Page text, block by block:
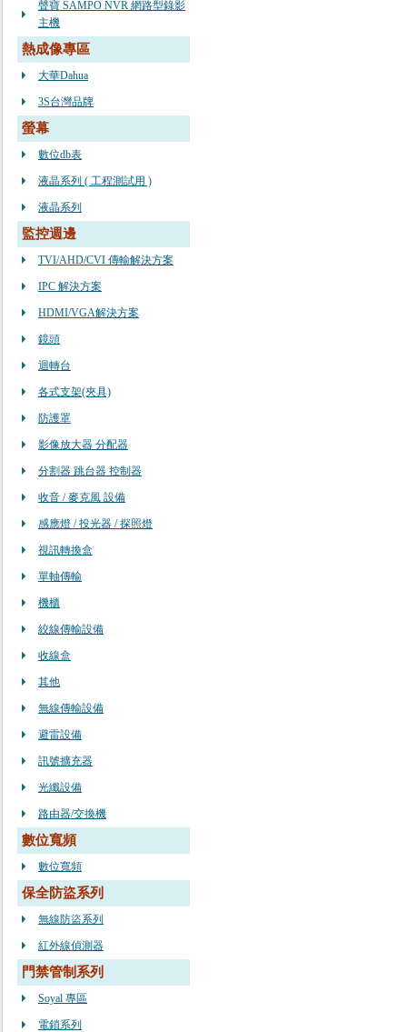
聲寶 SAMPO NVR 網路型錄影
主機
熱成像專區
大華Dahua
3S台灣品牌
螢幕
數位db表
液晶系列 ( 工程測試用 )
液晶系列
監控週邊
TVI/AHD/CVI 傳輸解決方案
IPC 解決方案
HDMI/VGA解決方案
鏡頭
迴轉台
各式支架(夾具)
防護罩
影像放大器 分配器
分割器 跳台器 控制器
收音 / 麥克風 設備
感應燈 / 投光器 / 探照燈
視訊轉換盒
單軸傳輸
機櫃
絞線傳輸設備
收線盒
其他
無線傳輸設備
避雷設備
訊號擴充器
光纖設備
路由器/交換機
數位寬頻
數位寬頻
保全防盜系列
無線防盜系列
紅外線偵測器
門禁管制系列
Soyal 專區
電鎖系列